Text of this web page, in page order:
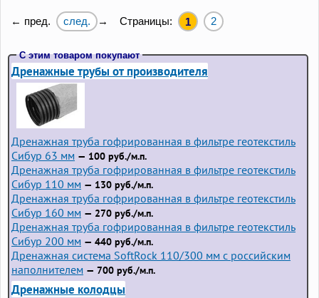
← пред. след. → Страницы: 1 2
С этим товаром покупают
Дренажные трубы от производителя
Дренажная труба гофрированная в фильтре геотекстиль
Сибур 63 мм — 100 руб./м.п.
Дренажная труба гофрированная в фильтре геотекстиль
Сибур 110 мм — 130 руб./м.п.
Дренажная труба гофрированная в фильтре геотекстиль
Сибур 160 мм — 270 руб./м.п.
Дренажная труба гофрированная в фильтре геотекстиль
Сибур 200 мм — 440 руб./м.п.
Дренажная система SoftRock 110/300 мм с российским
наполнителем — 700 руб./м.п.
Дренажные колодцы